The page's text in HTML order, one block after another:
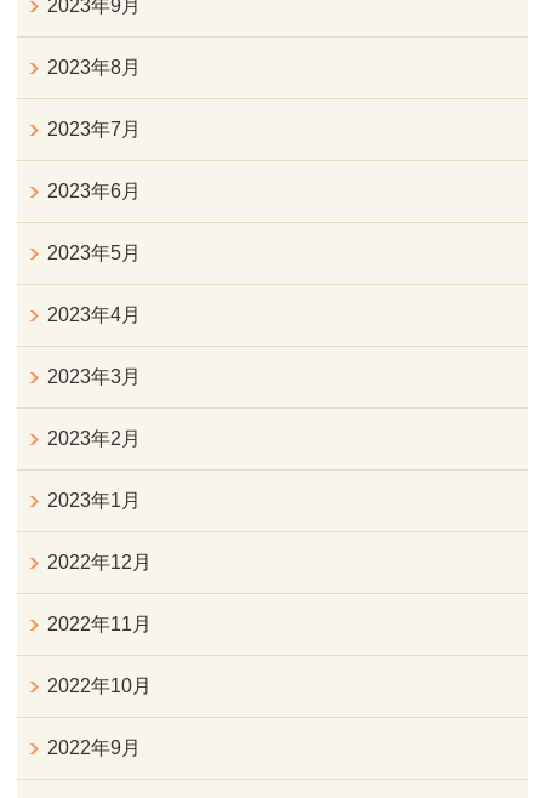
2023年9月
2023年8月
2023年7月
2023年6月
2023年5月
2023年4月
2023年3月
2023年2月
2023年1月
2022年12月
2022年11月
2022年10月
2022年9月